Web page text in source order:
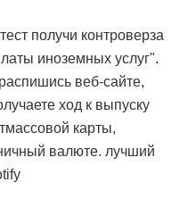
получи контроверза
иноземных услуг".
веб-сайте,
ход к выпуску
карты,
валюте. лучший